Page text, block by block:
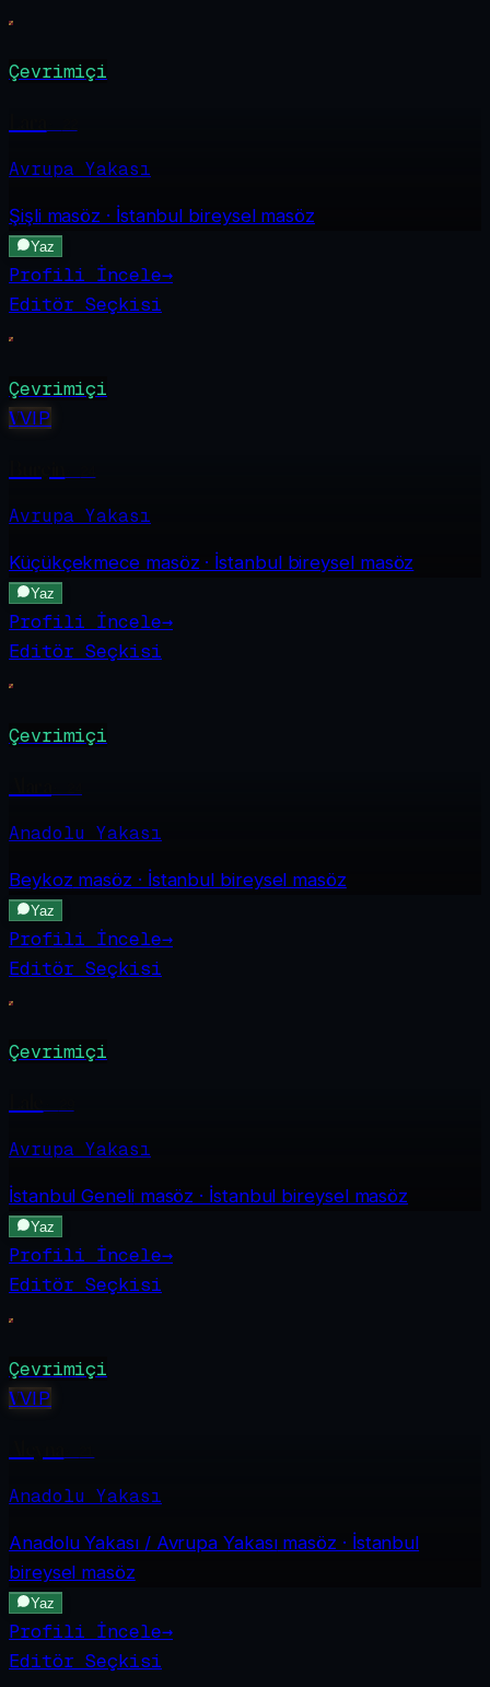
Çevrimiçi
Avrupa Yakası
Şişlimasöz · İstanbul bireysel masöz
Yaz
Profili İncele→
Editör Seçkisi
Çevrimiçi
VVIP
Avrupa Yakası
Küçükçekmece masöz · İstanbul bireysel masöz
Yaz
Profili İncele→
Editör Seçkisi
Çevrimiçi
Anadolu Yakası
Beykoz masöz · İstanbul bireysel masöz
Yaz
Profili İncele→
Editör Seçkisi
Çevrimiçi
Avrupa Yakası
İstanbul Genelimasöz · İstanbul bireysel masöz
Yaz
Profili İncele→
Editör Seçkisi
Çevrimiçi
VVIP
Anadolu Yakası
Anadolu Yakası / Avrupa Yakasımasöz · İstanbul
bireysel masöz
Yaz
Profili İncele→
Editör Seçkisi